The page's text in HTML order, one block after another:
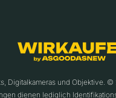
Digitalkameras und
dienen lediglich